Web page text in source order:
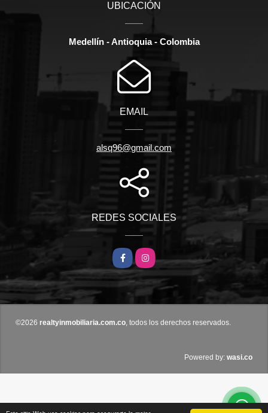
UBICACIÓN
Medellín - Antioquia - Colombia
EMAIL
alsq96@gmail.com
REDES SOCIALES
Facebook
Instagram
©2026 realtyinmobiliaria.com.co, todos los derechos reservados.
Powered by: wasi.co